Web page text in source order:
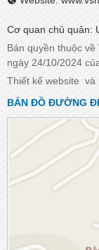
Cơ quan chủ quản:
Bản quyền thuộc
ngày 24/10/2024
Thiết kế website và
BẢN ĐỒ ĐƯỜNG ĐI